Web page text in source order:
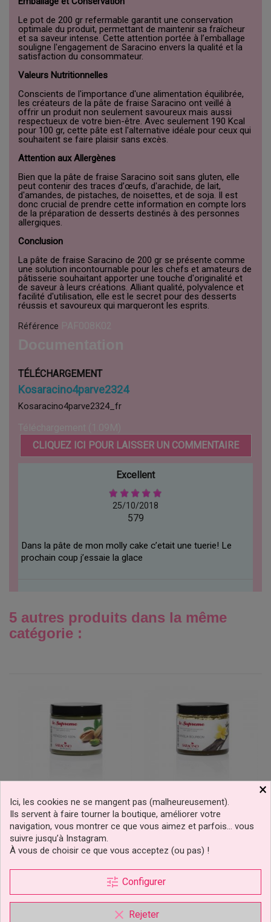
Le pot de 200 gr refermable garantit une conservation
optimale du produit, permettant de maintenir sa fraîcheur
et sa saveur intense. Cette attention portée à l’emballage
souligne l'engagement de Saracino envers la qualité et la
satisfaction du consommateur.
Valeurs Nutritionnelles
Conscients de l'importance d'une alimentation équilibrée,
les créateurs de la pâte de fraise Saracino ont veillé à
offrir un produit non seulement savoureux mais aussi
respectueux de votre bien-être. Avec seulement 190 Kcal
pour 100 gr, cette pâte est l'alternative idéale pour ceux qui
souhaitent se faire plaisir sans excès.
Attention aux Allergènes
Bien que la pâte de fraise Saracino soit sans gluten, elle
peut contenir des traces d’œufs, d'arachide, de lait,
d'amandes, de pistaches, de noisettes, et de soja. Il est
donc crucial de prendre cette information en compte lors
de la préparation de desserts destinés à des personnes
allergiques.
Conclusion
La pâte de fraise Saracino de 200 gr se présente comme
une solution incontournable pour les chefs et amateurs de
pâtisserie souhaitant apporter une touche d'originalité et
de saveur à leurs créations. Alliant qualité, polyvalence et
facilité d'utilisation, elle est le secret pour des desserts
réussis et savoureux qui marqueront les esprits.
Référence
TÉLÉCHARGEMENT
Kosaracino4parve2324
Kosaracino4parve2324_fr
CLIQUEZ ICI POUR LAISSER UN COMMENTAIRE
Excellent
25/10/2018
579
Dans la pâte de mon molly cake c’etait une tuerie! Le
prochain coup j’essaie la glace
5 autres produits dans la même
catégorie :
Pâte De Pistache 200gr
Saracino
Prix
24,49 €
Ajouter au panier
Pâtes De Vanille Bourbon
200gr Saracino
Prix
12,29 €
Ajouter au panier
×
Ici, les cookies ne se mangent pas (malheureusement).
Ils servent à faire tourner la boutique, améliorer votre
navigation, vous montrer ce que vous aimez et parfois… vous
suivre jusqu’à Instagram.
À vous de choisir ce que vous acceptez (ou pas) !
tune Configurer
clear Rejeter